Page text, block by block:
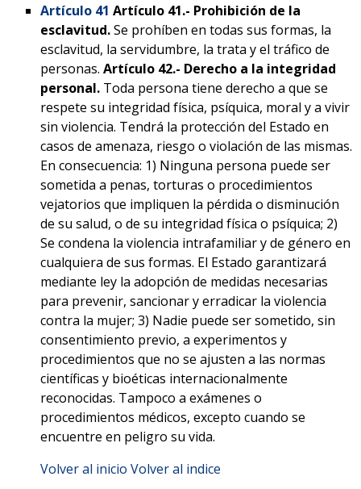
Artículo 41 Artículo 41.- Prohibición de la
esclavitud.Se prohíben en todas sus formas, la
esclavitud, la servidumbre, la trata y el tráfico de
personas. Artículo 42.- Derecho a la integridad
personal. Toda persona tiene derecho a que se
respete su integridad física, psíquica, moral y a vivir
sin violencia. Tendrá la protección del Estado en
casos de amenaza, riesgo o violación de las mismas.
En consecuencia: 1) Ninguna persona puede ser
sometida a penas, torturas o procedimientos
vejatorios que impliquen la pérdida o disminución
de su salud, o de su integridad física o psíquica; 2)
Se condena la violencia intrafamiliar y de género en
cualquiera de sus formas. El Estado garantizará
mediante ley la adopción de medidas necesarias
para prevenir, sancionar y erradicar la violencia
contra la mujer; 3) Nadie puede ser sometido, sin
consentimiento previo, a experimentos y
procedimientos que no se ajusten a las normas
científicas y bioéticas internacionalmente
reconocidas. Tampoco a exámenes o
procedimientos médicos, excepto cuando se
encuentre en peligro su vida.
Volver al inicio Volver al indice